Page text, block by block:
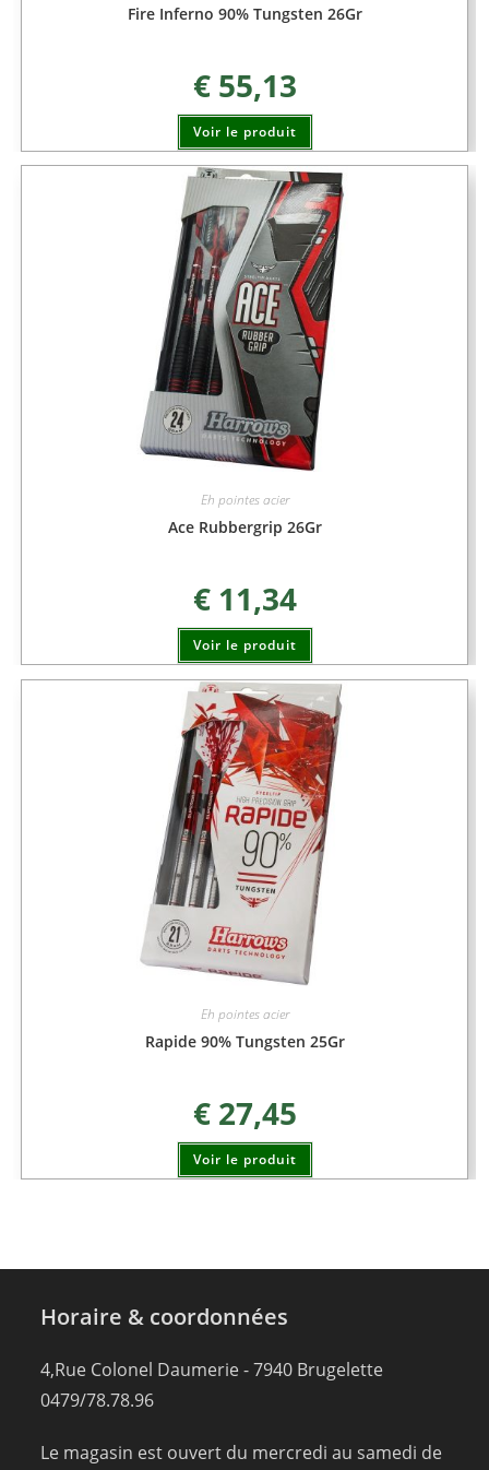
Fire Inferno 90% Tungsten 26Gr
€55,13
Voir le produit
Eh pointes acier
Ace Rubbergrip 26Gr
€11,34
Voir le produit
Eh pointes acier
Rapide 90% Tungsten 25Gr
€27,45
Voir le produit
Horaire & coordonnées
4,Rue Colonel Daumerie - 7940 Brugelette
0479/78.78.96
Le magasin est ouvert du mercredi au samedi de